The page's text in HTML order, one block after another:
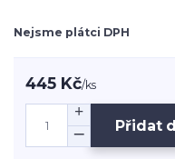
Nejsme plátci DPH
445 Kč/ks
Přidat